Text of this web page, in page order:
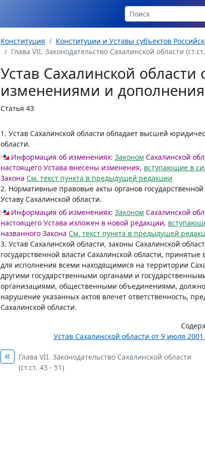
Конституция Конституции и Уставы субъектов
Глава VII. Законодательство Сахалинской области
Устав Сахалинской
изменениями и
Статья 43
1. Устав Сахалинской области обладает высшей
области.
Информация об изменениях: Законом Сахалинской
настоящего Устава внесены изменения, вступающие в
Закона См. текст пункта в предыдущей редакции
2. Нормативные правовые акты органов
Уставу Сахалинской области.
Информация об изменениях: Законом Сахалинской
настоящего Устава изложен в новой редакции,
названного Закона См. текст пункта в предыдущей
3. Устав Сахалинской области, законы Сахалинской
государственной власти Сахалинской области,
для исполнения всеми находящимися на территории
другими государственными органами и
организациями, общественными объединениями,
нарушение указанных актов влечет ответственность,
Сахалинской области.
Устав Сахалинской области от 9 июля
Глава VII. Законодательство Сахалинской области
(ст.ст. 43 - 51)